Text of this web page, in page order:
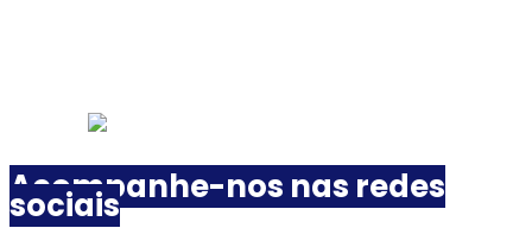
Acompanhe-nos nas redes
sociais